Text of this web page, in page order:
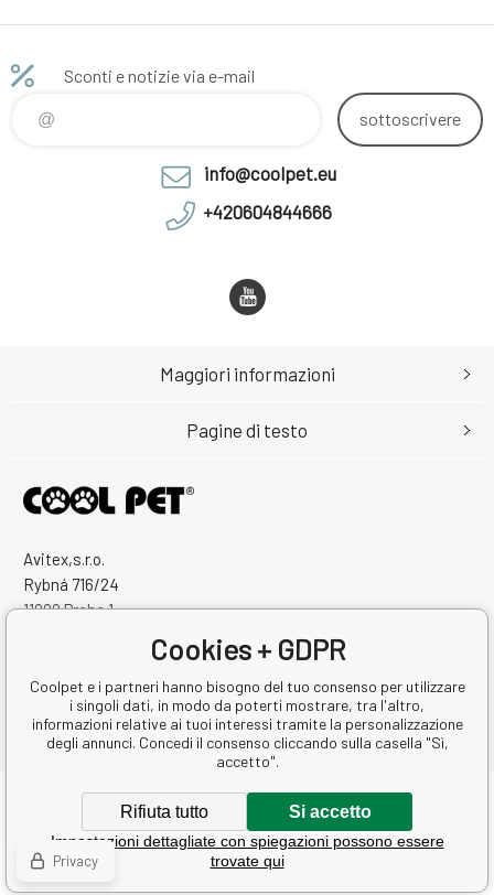
Sconti e notizie via e-mail
sottoscrivere
info@coolpet.eu
+420604844666
Avitex,s.r.o.
Rybná 716/24
11000 Praha 1
Numero di identificazione: 60745291
Partita IVA: CZ60745291
Maggiori informazioni
Pagine di testo
Copyright © 2026 Avitex,s.r.o.
Tutti i diritti riservati.
Ecommerce solutionsBINARGON.cz
Cookies + GDPR
Coolpet e i partneri hanno bisogno del tuo consenso per utilizzare
i singoli dati, in modo da poterti mostrare, tra l'altro,
informazioni relative ai tuoi interessi tramite la personalizzazione
degli annunci. Concedi il consenso cliccando sulla casella "Sì,
accetto".
Rifiuta tutto Si accetto
Impostazioni dettagliate con spiegazioni possono essere
trovate qui
Privacy